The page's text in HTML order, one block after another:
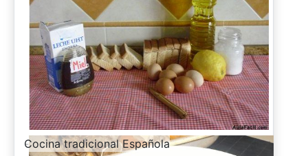
-
Cocina tradicional Española